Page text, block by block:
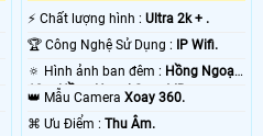
️⚡ Chất lượng hình :Ultra 2k + .
🏆 Công Nghệ Sử Dụng :
IP Wifi.
🔅 Hình ảnh ban đêm : Hồng Ngoại
10m Hồng Ngoại Smart IR.
👑 Mẫu CameraXoay 360.
️⌘ Ưu Điểm :Thu Âm.